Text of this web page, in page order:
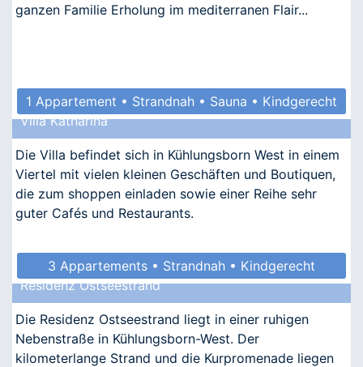
ganzen Familie Erholung im mediterranen Flair...
1 Appartement • Strandnah • Sauna • Kindgerecht
Villa Katharina
Die Villa befindet sich in Kühlungsborn West in einem
Viertel mit vielen kleinen Geschäften und Boutiquen,
die zum shoppen einladen sowie einer Reihe sehr
guter Cafés und Restaurants.
3 Appartements • Strandnah • Kindgerecht
• Allergikergeeignet
Residenz Ostseestrand
Die Residenz Ostseestrand liegt in einer ruhigen
Nebenstraße in Kühlungsborn-West. Der
kilometerlange Strand und die Kurpromenade liegen